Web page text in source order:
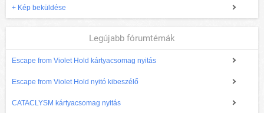
+ Kép beküldése
Legújabb fórumtémák
Escape from Violet Hold kártyacsomag nyitás
Escape from Violet Hold nyitó kibeszélő
CATACLYSM kártyacsomag nyitás